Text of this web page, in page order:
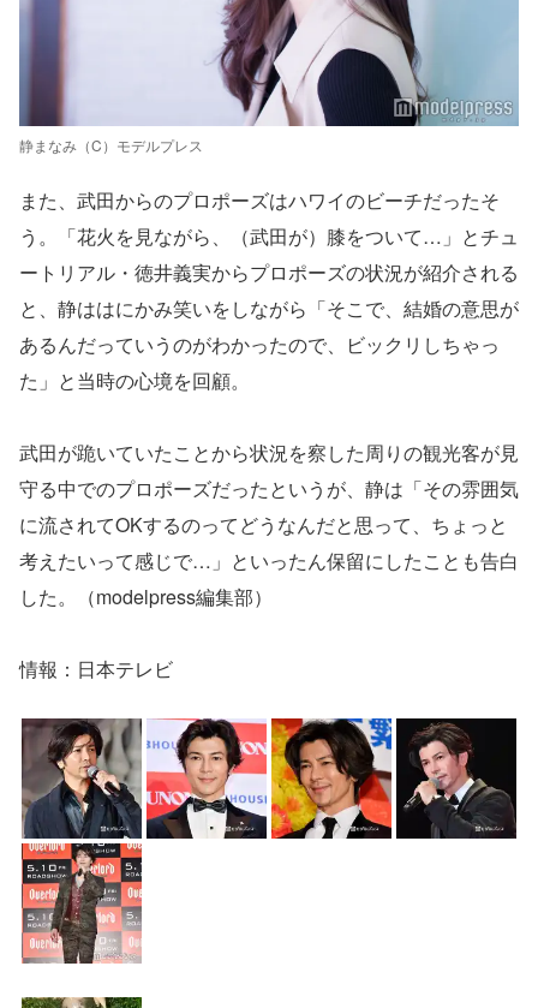
静まなみ（C）モデルプレス
また、武田からのプロポーズはハワイのビーチだったそ
う。「花火を見ながら、（武田が）膝をついて…」とチュ
ートリアル・徳井義実からプロポーズの状況が紹介される
と、静ははにかみ笑いをしながら「そこで、結婚の意思が
あるんだっていうのがわかったので、ビックリしちゃっ
た」と当時の心境を回顧。
武田が跪いていたことから状況を察した周りの観光客が見
守る中でのプロポーズだったというが、静は「その雰囲気
に流されてOKするのってどうなんだと思って、ちょっと
考えたいって感じで…」といったん保留にしたことも告白
した。（modelpress編集部）
情報：日本テレビ